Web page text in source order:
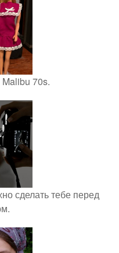
70s.
сделать тебе перед